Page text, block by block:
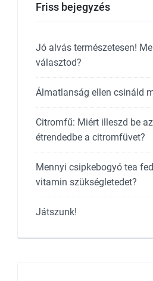
Friss bejegyzés
Jó alvás természetesen!
választod?
Álmatlanság ellen csináld
Citromfű: Miért illeszd be
étrendedbe a citromfüvet?
Mennyi csipkebogyó tea
vitamin szükségletedet?
Játszunk!